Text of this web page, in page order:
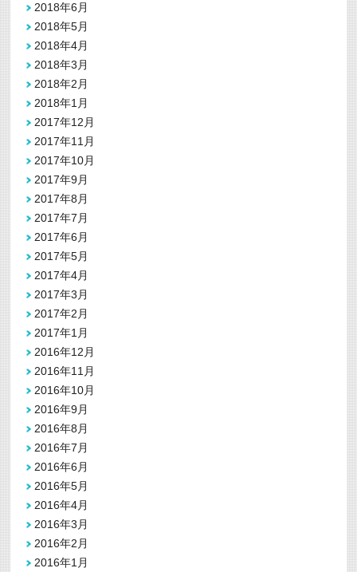
2018年6月
2018年5月
2018年4月
2018年3月
2018年2月
2018年1月
2017年12月
2017年11月
2017年10月
2017年9月
2017年8月
2017年7月
2017年6月
2017年5月
2017年4月
2017年3月
2017年2月
2017年1月
2016年12月
2016年11月
2016年10月
2016年9月
2016年8月
2016年7月
2016年6月
2016年5月
2016年4月
2016年3月
2016年2月
2016年1月